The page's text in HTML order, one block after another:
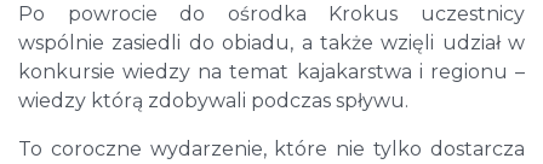
Po powrocie do ośrodka Krokus uczestnicy
wspólnie zasiedli do obiadu, a także wzięli udział w
konkursie wiedzy na temat kajakarstwa i regionu –
wiedzy którą zdobywali podczas spływu.
To coroczne wydarzenie, które nie tylko dostarcza